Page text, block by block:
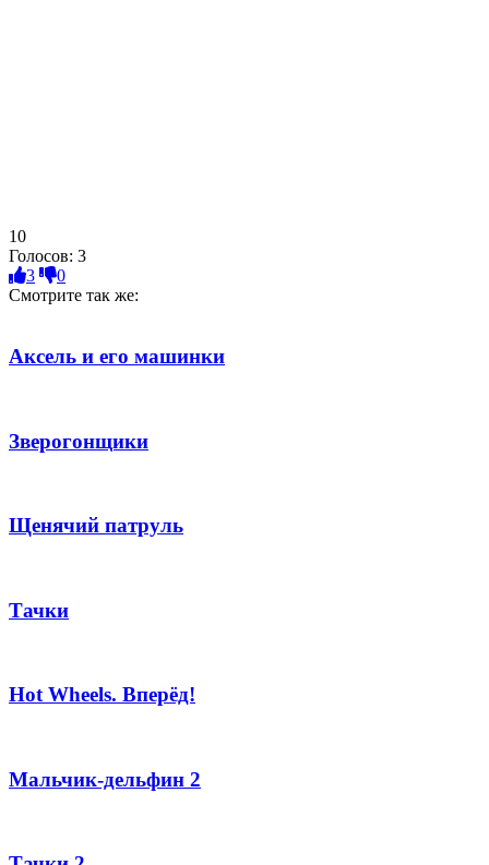
10
Голосов: 3
3
0
Смотрите так же:
Аксель и его машинки
Зверогонщики
Щенячий патруль
Тачки
Hot Wheels. Вперёд!
Мальчик-дельфин 2